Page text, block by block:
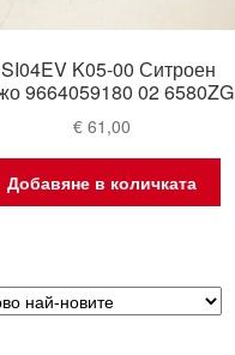
K05-00 Ситроен
9664059180 02 6580ZG
€ 61,00
Добавяне в количката